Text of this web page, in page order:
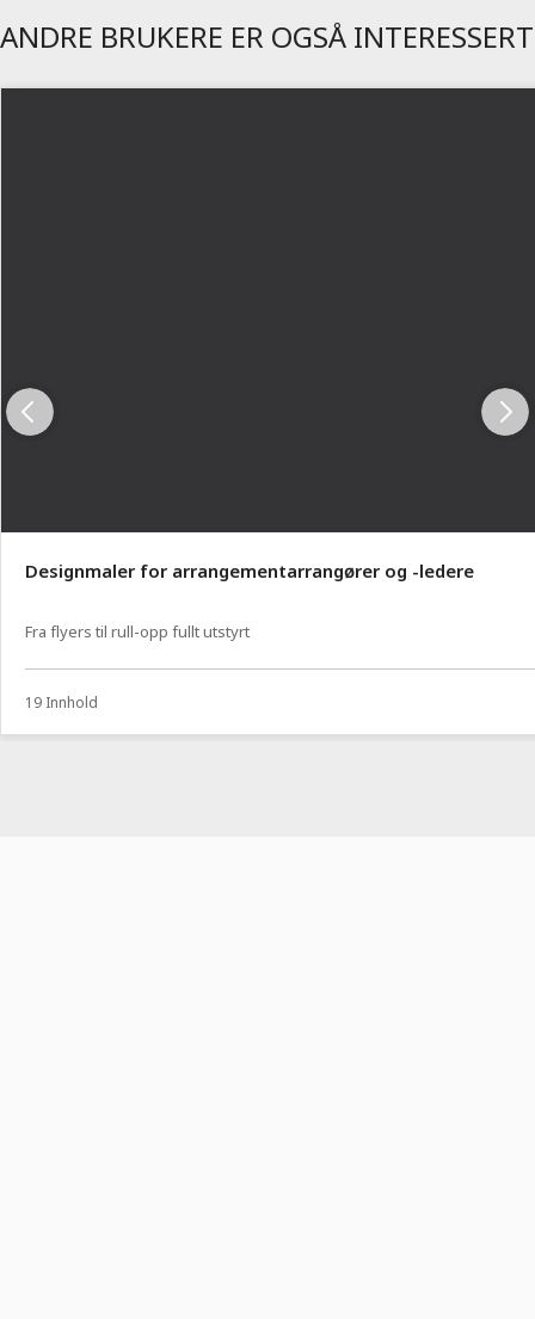
ANDRE BRUKERE ER OGSÅ INTERESSERT
Designmaler for arrangementarrangører og -ledere
Fra flyers til rull-opp fullt utstyrt
19 Innhold